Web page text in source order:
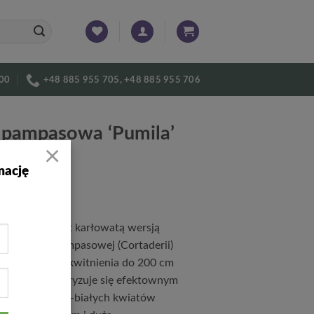
+48 885 955 705, +48 885 955 706
‘Pumila’
‘Pumila’ jest karłowatą wersją
trawy pampasowej (Cortaderii)
w trakcie kwitnienia do 200 cm
Charakteryzuje się efektownym
srebrno-białych kwiatów
×